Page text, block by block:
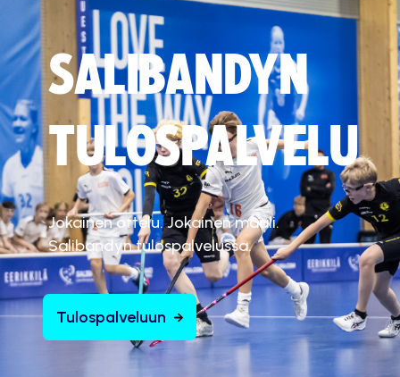
SALIBANDYN
TULOSPALVELU
Jokainen ottelu. Jokainen maali.
Salibandyn tulospalvelussa.
Tulospalveluun